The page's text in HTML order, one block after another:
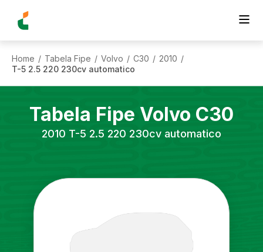
Home / Tabela Fipe / Volvo / C30 / 2010 /
T-5 2.5 220 230cv automatico
Tabela Fipe Volvo C30
2010 T-5 2.5 220 230cv automatico